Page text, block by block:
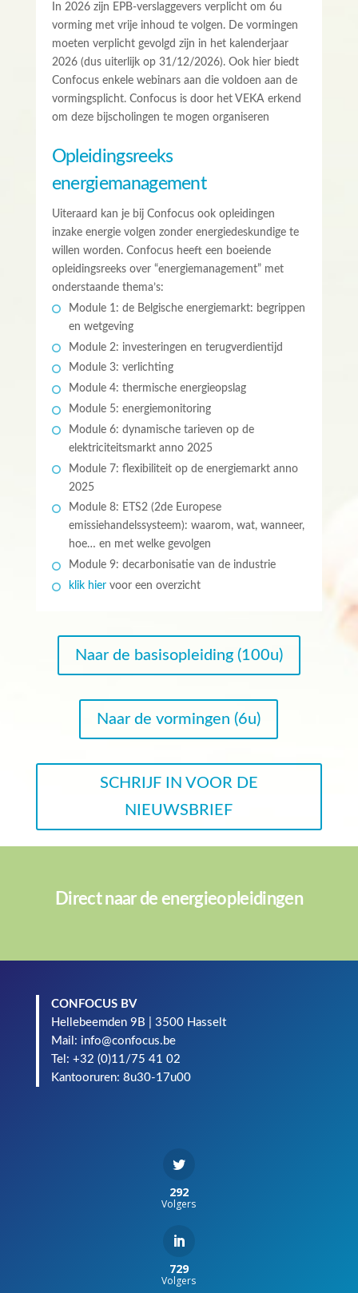
In 2026 zijn EPB-verslaggevers verplicht om 6u
vorming met vrije inhoud te volgen. De vormingen
moeten verplicht gevolgd zijn in het kalenderjaar
2026 (dus uiterlijk op 31/12/2026). Ook hier biedt
Confocus enkele webinars aan die voldoen aan de
vormingsplicht. Confocus is door het VEKA erkend
om deze bijscholingen te mogen organiseren
Opleidingsreeks
energiemanagement
Uiteraard kan je bij Confocus ook opleidingen
inzake energie volgen zonder energiedeskundige te
willen worden. Confocus heeft een boeiende
opleidingsreeks over “energiemanagement” met
onderstaande thema’s:
Module 1: de Belgische energiemarkt: begrippen
en wetgeving
Module 2: investeringen en terugverdientijd
Module 3: verlichting
Module 4: thermische energieopslag
Module 5: energiemonitoring
Module 6: dynamische tarieven op de
elektriciteitsmarkt anno 2025
Module 7: flexibiliteit op de energiemarkt anno
2025
Module 8: ETS2 (2de Europese
emissiehandelssysteem): waarom, wat, wanneer,
hoe… en met welke gevolgen
Module 9: decarbonisatie van de industrie
klik hiervoor een overzicht
Naar de basisopleiding (100u)
Naar de vormingen (6u)
SCHRIJF IN VOOR DE
NIEUWSBRIEF
Direct naar de energieopleidingen
CONFOCUS BV
Hellebeemden 9B | 3500 Hasselt
Mail: info@confocus.be
Tel: +32 (0)11/75 41 02
Kantooruren: 8u30-17u00
292
Volgers
729
Volgers